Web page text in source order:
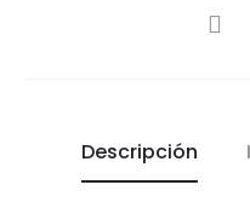
SHARE
Descripción